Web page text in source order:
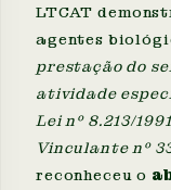
LTCAT
agentes
prestação do
atividade
Lei nº 8.213/
Vinculante nº
reconheceu o